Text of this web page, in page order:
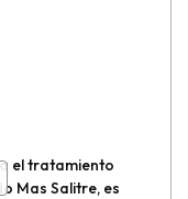
el tratamiento
Mas Salitre, es